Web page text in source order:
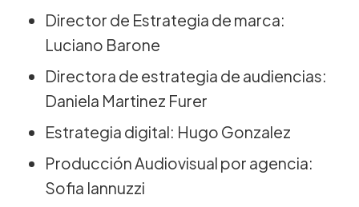
Director de Estrategia de marca:
Luciano Barone
Directora de estrategia de audiencias:
Daniela Martinez Furer
Estrategia digital: Hugo Gonzalez
Producción Audiovisual por agencia:
Sofia Iannuzzi